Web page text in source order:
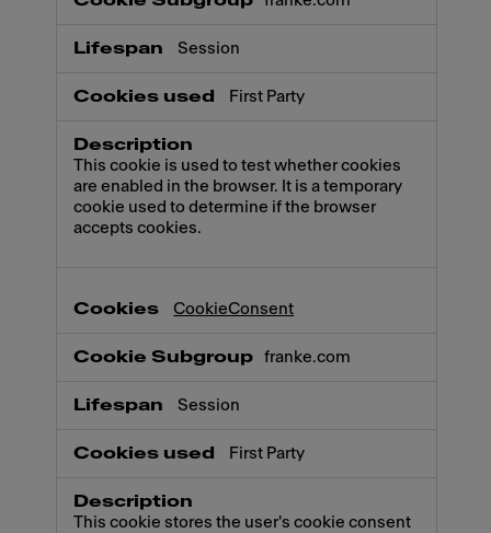
Session
First Party
This cookie is used to test whether cookies
are enabled in the browser. It is a temporary
cookie used to determine if the browser
accepts cookies.
CookieConsent
franke.com
Session
First Party
This cookie stores the user's cookie consent